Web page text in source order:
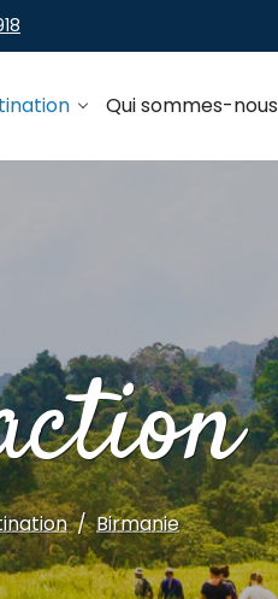
Qui sommes-nous
Birmanie